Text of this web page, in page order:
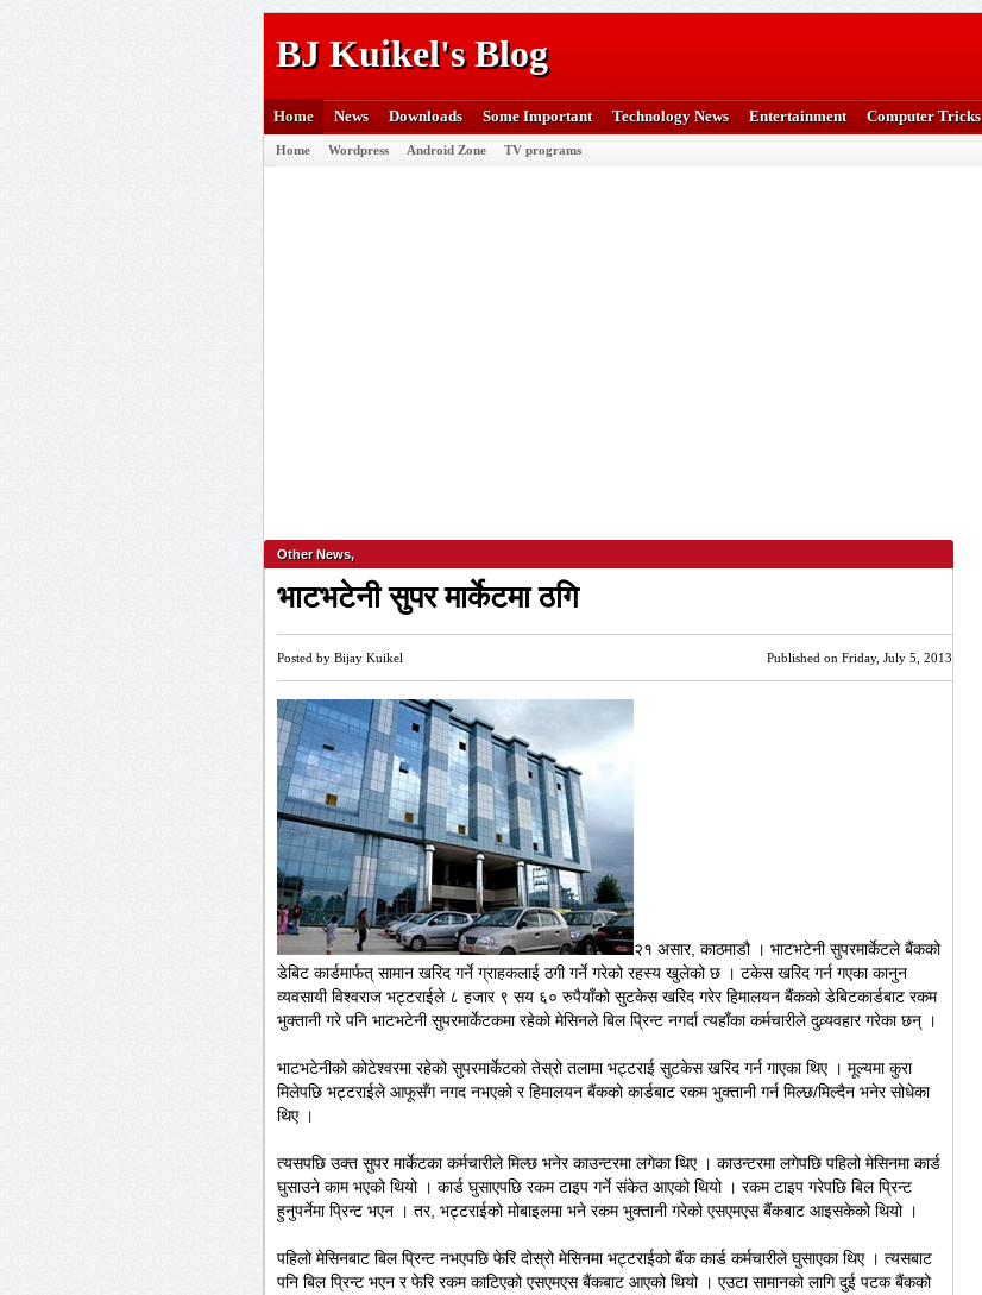
BJ Kuikel's Blog
Home News Downloads Some Important Technology News Entertainment Computer Tricks
Home Wordpress Android Zone TV programs
Other News,
भाटभटेनी सुपर मार्केटमा ठगि
Posted by Bijay Kuikel Published on Friday, July 5, 2013
२१ असार, काठमाडौ । भाटभटेनी सुपरमार्केटले बैंकको
डेबिट कार्डमार्फत् सामान खरिद गर्ने ग्राहकलाई ठगी गर्ने गरेको रहस्य खुलेको छ । टकेस खरिद गर्न गएका कानुन
व्यवसायी विश्वराज भट्टराईले ८ हजार ९ सय ६० रुपैयाँको सुटकेस खरिद गरेर हिमालयन बैंकको डेबिटकार्डबाट रकम
भुक्तानी गरे पनि भाटभटेनी सुपरमार्केटकमा रहेको मेसिनले बिल प्रिन्ट नगर्दा त्यहाँका कर्मचारीले दुव्र्यवहार गरेका छन् ।
भाटभटेनीको कोटेश्वरमा रहेको सुपरमार्केटको तेस्रो तलामा भट्टराई सुटकेस खरिद गर्न गाएका थिए । मूल्यमा कुरा
मिलेपछि भट्टराईले आफूसँग नगद नभएको र हिमालयन बैंकको कार्डबाट रकम भुक्तानी गर्न मिल्छ/मिल्दैन भनेर सोधेका
थिए ।
त्यसपछि उक्त सुपर मार्केटका कर्मचारीले मिल्छ भनेर काउन्टरमा लगेका थिए । काउन्टरमा लगेपछि पहिलो मेसिनमा कार्ड
घुसाउने काम भएको थियो । कार्ड घुसाएपछि रकम टाइप गर्ने संकेत आएको थियो । रकम टाइप गरेपछि बिल प्रिन्ट
हुनुपर्नेमा प्रिन्ट भएन । तर, भट्टराईको मोबाइलमा भने रकम भुक्तानी गरेको एसएमएस बैंकबाट आइसकेको थियो ।
पहिलो मेसिनबाट बिल प्रिन्ट नभएपछि फेरि दोस्रो मेसिनमा भट्टराईको बैंक कार्ड कर्मचारीले घुसाएका थिए । त्यसबाट
पनि बिल प्रिन्ट भएन र फेरि रकम काटिएको एसएमएस बैंकबाट आएको थियो । एउटा सामानको लागि दुई पटक बैंकको